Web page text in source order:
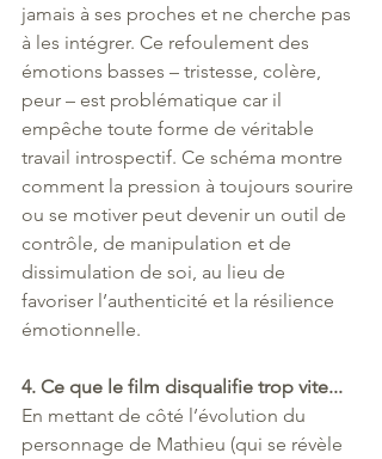
jamais à ses proches et ne cherche pas
à les intégrer. Ce refoulement des
émotions basses – tristesse, colère,
peur – est problématique car il
empêche toute forme de véritable
travail introspectif. Ce schéma montre
comment la pression à toujours sourire
ou se motiver peut devenir un outil de
contrôle, de manipulation et de
dissimulation de soi, au lieu de
favoriser l’authenticité et la résilience
émotionnelle.
4. Ce que le film disqualifie trop vite...
En mettant de côté l’évolution du
personnage de Mathieu (qui se révèle